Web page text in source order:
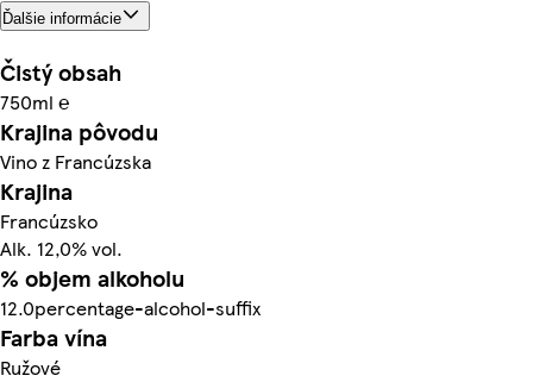
Ďalšie informácie
Čistý obsah
750ml ℮
Krajina pôvodu
Vino z Francúzska
Krajina
Francúzsko
Alk. 12,0% vol.
% objem alkoholu
12.0percentage-alcohol-suffix
Farba vína
Ružové